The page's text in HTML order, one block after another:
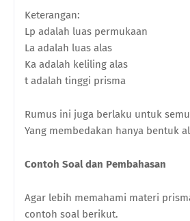
Keterangan:
Lp adalah luas permukaan
La adalah luas alas
Ka adalah keliling alas
t adalah tinggi prisma
Rumus ini juga berlaku untuk
Yang membedakan hanya bentuk
Contoh Soal dan Pembahasan
Agar lebih memahami materi
contoh soal berikut.